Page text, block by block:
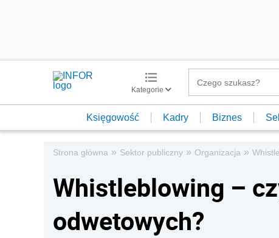
Kategorie
Księgowość Kadry Biznes
Strona główna » Sektor publiczny » Organizacja »
Whistleblowing –
odwetowych?